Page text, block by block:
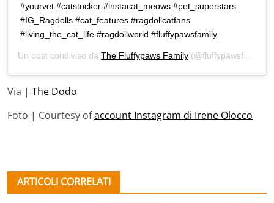
#yourvet #catstocker #instacat_meows #pet_superstars
#IG_Ragdolls #cat_features #ragdollcatfans
#living_the_cat_life #ragdollworld #fluffypawsfamily
Un post condiviso da The Fluffypaws Family (@fluffypawsfamily) in data:
Via | The Dodo
Foto | Courtesy ofaccount Instagram di Irene Olocco
ARTICOLI CORRELATI